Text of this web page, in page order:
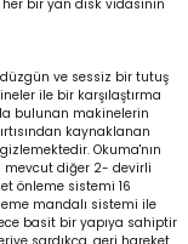
bir yan disk vidasının
ve sessiz bir tutuş
ile bir karşılaştırma
bulunan makinelerin
kaynaklanan
Okuma'nın
mevcut diğer 2- devirli
önleme sistemi 16
mandalı sistemi ile
basit bir yapıya sahiptir